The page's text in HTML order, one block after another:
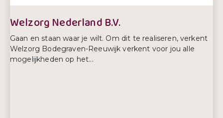
Welzorg Nederland B.V.
Gaan en staan waar je wilt. Om dit te realiseren, verkent
Welzorg Bodegraven-Reeuwijk verkent voor jou alle
mogelijkheden op het...